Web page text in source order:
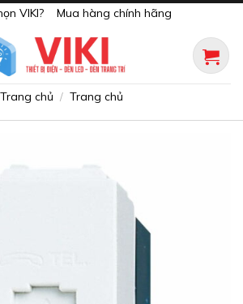
VIKI? Mua hàng chính hãng
Trang chủ / Trang chủ